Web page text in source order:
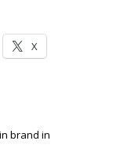
X
brand in